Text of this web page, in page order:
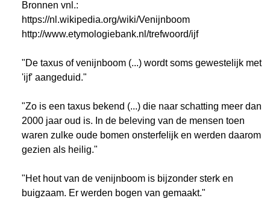
Bronnen vnl.:
https://nl.wikipedia.org/wiki/Venijnboom
http://www.etymologiebank.nl/trefwoord/ijf
"De taxus of venijnboom (...) wordt soms gewestelijk met
'ijf' aangeduid."
"Zo is een taxus bekend (...) die naar schatting meer dan
2000 jaar oud is. In de beleving van de mensen toen
waren zulke oude bomen onsterfelijk en werden daarom
gezien als heilig."
"Het hout van de venijnboom is bijzonder sterk en
buigzaam. Er werden bogen van gemaakt."